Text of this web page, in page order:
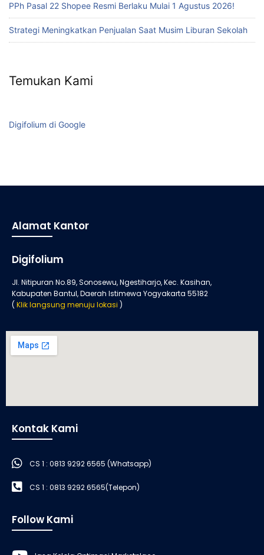
PPh Pasal 22 Shopee Resmi Berlaku Mulai 1 Agustus 2026!
Strategi Meningkatkan Penjualan Saat Musim Liburan Sekolah
Temukan Kami
Digifolium di Google
Alamat Kantor
Digifolium
Jl. Nitipuran No.89, Sonosewu, Ngestiharjo, Kec. Kasihan,
Kabupaten Bantul, Daerah Istimewa Yogyakarta 55182
( Klik langsung menuju lokasi )
Kontak Kami
CS 1 : 0813 9292 6565 (Whatsapp)
CS 1 : 0813 9292 6565(Telepon)
Follow Kami